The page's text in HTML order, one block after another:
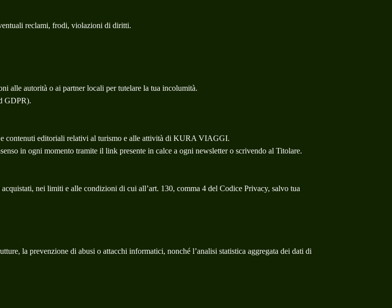
reclami, frodi, violazioni di diritti.
alle autorità o ai partner locali per tutelare la tua incolumità.
GDPR).
contenuti editoriali relativi al turismo e alle attività di KURA VIAGGI.
in ogni momento tramite il link presente in calce a ogni newsletter o scrivendo al Titolare.
nei limiti e alle condizioni di cui all’art. 130, comma 4 del Codice Privacy, salvo tua
la prevenzione di abusi o attacchi informatici, nonché l’analisi statistica aggregata dei dati di